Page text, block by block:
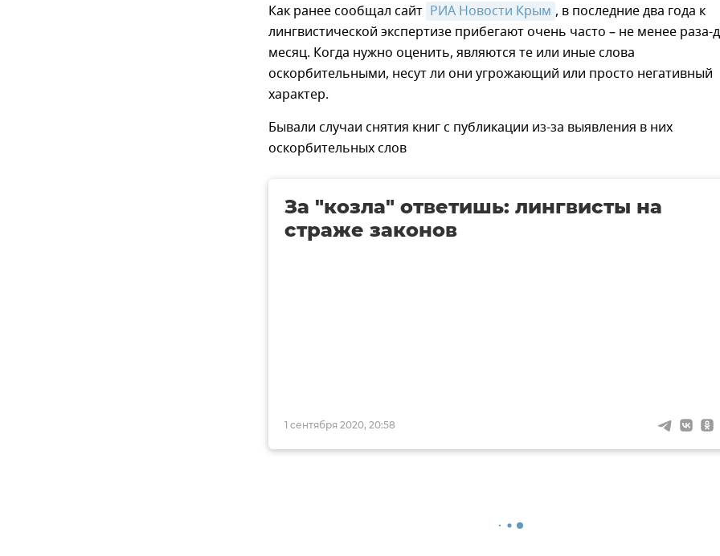
Как ранее сообщал сайт РИА Новости Крым , в последние два года к
лингвистической экспертизе прибегают очень часто – не менее раза-
месяц. Когда нужно оценить, являются те или иные слова
оскорбительными, несут ли они угрожающий или просто негативный
характер.
Бывали случаи снятия книг с публикации из-за выявления в них
оскорбительных слов
1 сентября 2020, 20:58
За "козла" ответишь: лингвисты на
страже законов